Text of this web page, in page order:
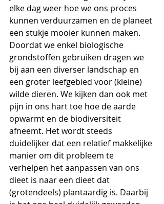
elke dag weer hoe we ons proces
kunnen verduurzamen en de planeet
een stukje mooier kunnen maken.
Doordat we enkel biologische
grondstoffen gebruiken dragen we
bij aan een diverser landschap en
een groter leefgebied voor (kleine)
wilde dieren. We kijken dan ook met
pijn in ons hart toe hoe de aarde
opwarmt en de biodiversiteit
afneemt. Het wordt steeds
duidelijker dat een relatief makkelijke
manier om dit probleem te
verhelpen het aanpassen van ons
dieet is naar een dieet dat
(grotendeels) plantaardig is. Daarbij